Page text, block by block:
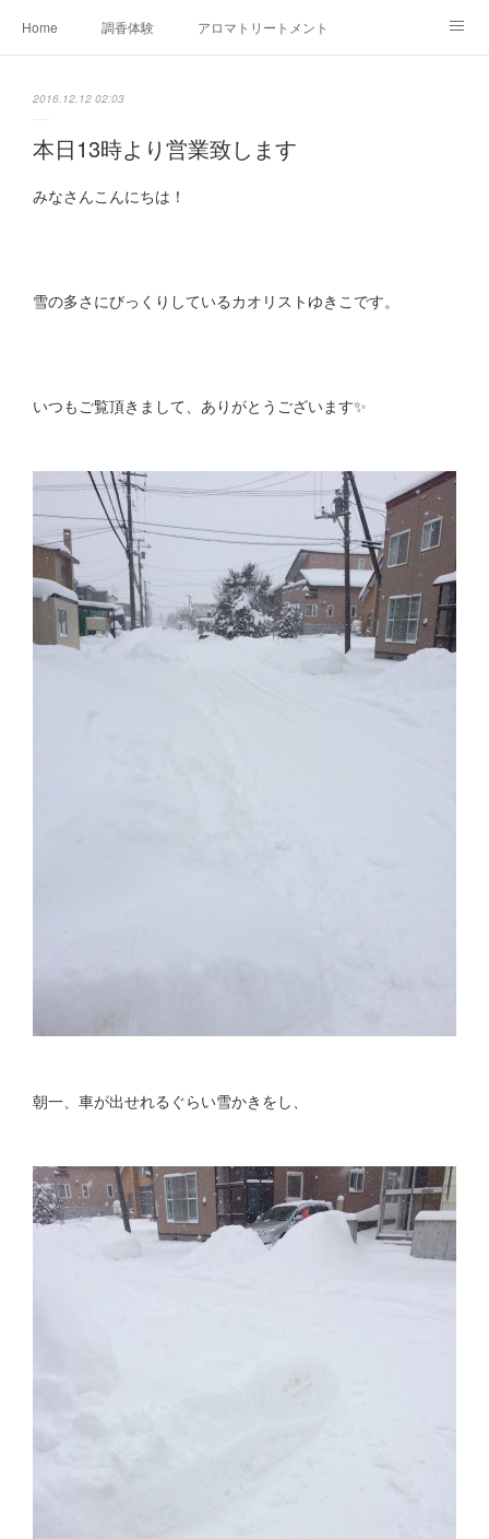
Home 調香体験 アロマトリートメントMenu
Ameblo
2016.12.12 02:03
本日13時より営業致します
みなさんこんにちは！
雪の多さにびっくりしているカオリストゆきこです。
いつもご覧頂きまして、ありがとうございます✨
朝一、車が出せれるぐらい雪かきをし、